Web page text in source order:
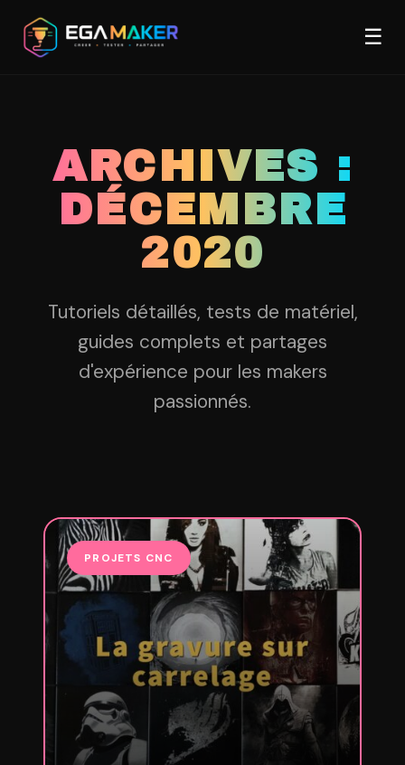
contenu
☰
ARCHIVES :
DÉCEMBRE
2020
Tutoriels détaillés, tests de matériel,
guides complets et partages
d'expérience pour les makers
passionnés.
PROJETS CNC